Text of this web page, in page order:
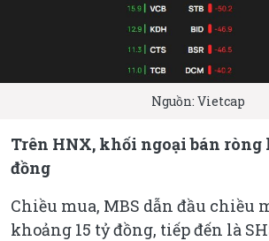
Nguồn: Vietcap
Trên HNX, khối ngoại bán ròng
đồng
Chiều mua, MBS dẫn đầu chiều
khoảng 15 tỷ đồng, tiếp đến là